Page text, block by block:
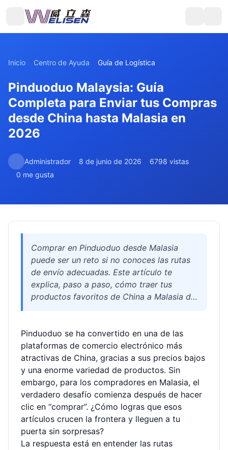
Inicio Centro de Ayuda Guía de Logística
Pinduoduo Malaysia: Guía
Completa para Enviar tus Compras
desde China hasta Malasia en
2026
Administrador 8 de junio de 2026
6798 vistas
0 me gusta
Comprar en Pinduoduo desde Malasia
puede ser un reto si no conoces las rutas
de envío adecuadas. Este artículo te
explica, paso a paso, cómo traer tus
productos favoritos de China a Malasia de
de paquetes, factores de costo, impuestos
y los mejores canales para mercancías
sensibles. Además, descubre cómo un
socio logístico como Welisen International
Logistics facilita todo el proceso con
almacenamiento gratuito, reempaque y
seguimiento en tiempo real. Ideal para
compradores particulares y pequeños
negocios.
Pinduoduo se ha convertido en una de las
plataformas de comercio electrónico más
atractivas de China, gracias a sus precios bajos
y una enorme variedad de productos. Sin
embargo, para los compradores en Malasia, el
verdadero desafío comienza después de hacer
clic en “comprar”. ¿Cómo logras que esos
artículos crucen la frontera y lleguen a tu
puerta sin sorpresas?
La respuesta está en entender las rutas